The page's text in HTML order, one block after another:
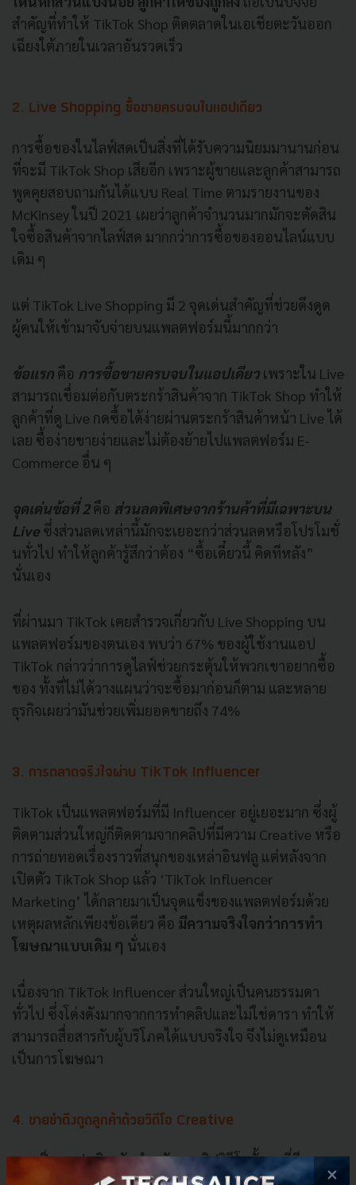
สำคัญที่ทำให้ TikTok Shop ติดตลาดในเอเชียตะวันออก
เฉียงใต้ภายในเวลาอันรวดเร็ว
2. Live Shopping ซื้อขายครบจบในแอปเดียว
การซื้อของในไลฟ์สดเป็นสิ่งที่ได้รับความนิยมมานานก่อน
ที่จะมี TikTok Shop เสียอีก เพราะผู้ขายและลูกค้าสามารถ
พูดคุยสอบถามกันได้แบบ Real Time ตามรายงานของ
McKinsey ในปี 2021 เผยว่าลูกค้าจำนวนมากมักจะตัดสิน
ใจซื้อสินค้าจากไลฟ์สด มากกว่าการซื้อของออนไลน์แบบ
เดิม ๆ
แต่ TikTok Live Shopping มี 2 จุดเด่นสำคัญที่ช่วยดึงดูด
ผู้คนให้เข้ามาจับจ่ายบนแพลตฟอร์มนี้มากกว่า
ข้อแรก คือ การซื้อขายครบจบในแอปเดียว เพราะใน Live
สามารถเชื่อมต่อกับตระกร้าสินค้าจาก TikTok Shop ทำให้
ลูกค้าที่ดู Live กดซื้อได้ง่ายผ่านตระกร้าสินค้าหน้า Live ได้
เลย ซื้อง่ายขายง่ายและไม่ต้องย้ายไปแพลตฟอร์ม E-
Commerce อื่น ๆ
จุดเด่นข้อที่ 2คือ ส่วนลดพิเศษจากร้านค้าที่มีเฉพาะบน
Live ซึ่งส่วนลดเหล่านี้มักจะเยอะกว่าส่วนลดหรือโปรโมชั่
นทั่วไป ทำให้ลูกค้ารู้สึกว่าต้อง “ซื้อเดี๋ยวนี้ คิดทีหลัง”
นั่นเอง
ที่ผ่านมา TikTok เคยสำรวจเกี่ยวกับ Live Shopping บน
แพลตฟอร์มของตนเอง พบว่า 67% ของผู้ใช้งานแอป
TikTok กล่าวว่าการดูไลฟ์ช่วยกระตุ้นให้พวกเขาอยากซื้อ
ของ ทั้งที่ไม่ได้วางแผนว่าจะซื้อมาก่อนก็ตาม และหลาย
ธุรกิจเผยว่ามันช่วยเพิ่มยอดขายถึง 74%
3. การตลาดจริงใจผ่าน TikTok Influencer
TikTok เป็นแพลตฟอร์มที่มี Influencer อยู่เยอะมาก ซึ่งผู้
ติดตามส่วนใหญ่ก็ติดตามจากคลิปที่มีความ Creative หรือ
การถ่ายทอดเรื่องราวที่สนุกของเหล่าอินฟลู แต่หลังจาก
เปิดตัว TikTok Shop แล้ว ‘TikTok Influencer
Marketing’ ได้กลายมาเป็นจุดแข็งของแพลตฟอร์มด้วย
เหตุผลหลักเพียงข้อเดียว คือ มีความจริงใจกว่าการทำ
โฆษณาแบบเดิม ๆ นั่นเอง
เนื่องจาก TikTok Influencer ส่วนใหญ่เป็นคนธรรมดา
ทั่วไป ซึ่งโด่งดังมากจากการทำคลิปและไม่ใช่ดารา ทำให้
สามารถสื่อสารกับผู้บริโภคได้แบบจริงใจ จึงไม่ดูเหมือน
เป็นการโฆษณา
4. ขายขำดึงดูดลูกค้าด้วยวิดีโอ Creative
การเป็นแอปพลิเคชันสำหรับลงคลิปวิดีโอสั้น ๆ ที่มีภาพ
×